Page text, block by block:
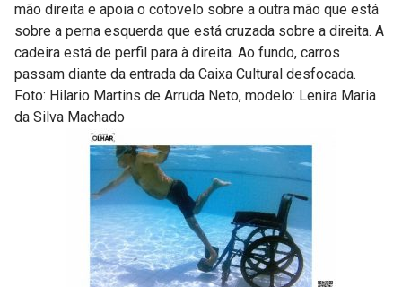
mão direita e apoia o cotovelo sobre a outra mão que está
sobre a perna esquerda que está cruzada sobre a direita. A
cadeira está de perfil para à direita. Ao fundo, carros
passam diante da entrada da Caixa Cultural desfocada.
Foto: Hilario Martins de Arruda Neto, modelo: Lenira Maria
da Silva Machado